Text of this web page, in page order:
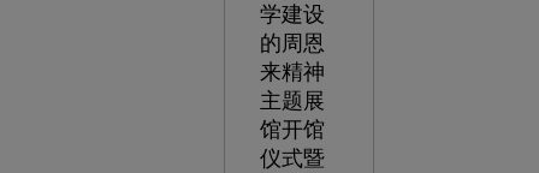
学建设
的周恩
来精神
主题展
馆开馆
仪式暨